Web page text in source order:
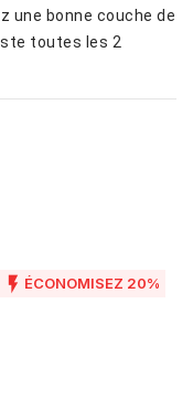
une bonne couche de
toutes les 2
 ÉCONOMISEZ 20%